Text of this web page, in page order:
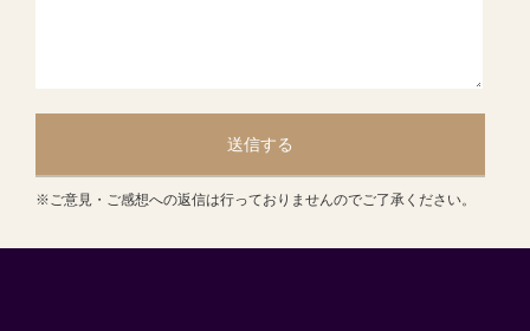
送信する
※ご意見・ご感想への返信は行っておりませんのでご了承ください。